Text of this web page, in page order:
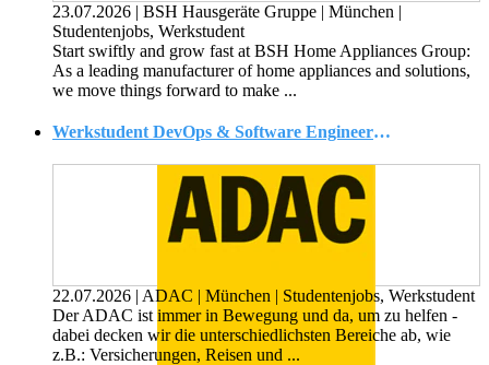
23.07.2026 | BSH Hausgeräte Gruppe | München |
Studentenjobs, Werkstudent
Start swiftly and grow fast at BSH Home Appliances Group:
As a leading manufacturer of home appliances and solutions,
we move things forward to make ...
Werkstudent DevOps & Software Engineering (w|m|d)
22.07.2026 | ADAC | München | Studentenjobs, Werkstudent
Der ADAC ist immer in Bewegung und da, um zu helfen -
dabei decken wir die unterschiedlichsten Bereiche ab, wie
z.B.: Versicherungen, Reisen und ...